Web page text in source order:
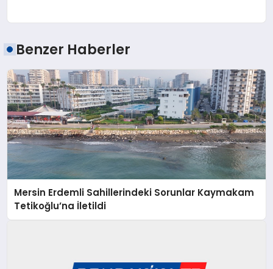
Benzer Haberler
Mersin Erdemli Sahillerindeki Sorunlar Kaymakam
Tetikoğlu’na İletildi